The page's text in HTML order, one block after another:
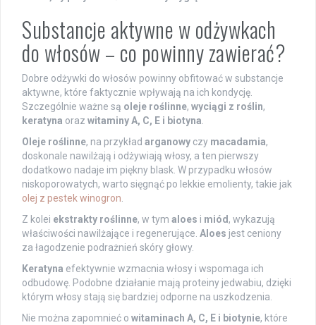
Substancje aktywne w odżywkach
do włosów – co powinny zawierać?
Dobre odżywki do włosów powinny obfitować w substancje
aktywne, które faktycznie wpływają na ich kondycję.
Szczególnie ważne są oleje roślinne, wyciągi z roślin,
keratyna oraz witaminy A, C, E i biotyna
Oleje roślinne, na przykład arganowy czy macadamia,
doskonale nawilżają i odżywiają włosy, a ten pierwszy
dodatkowo nadaje im piękny blask. W przypadku włosów
niskoporowatych, warto sięgnąć po lekkie emolienty, takie jak
olej z pestek winogron
Z kolei ekstrakty roślinne, w tym aloes i miód , wykazują
właściwości nawilżające i regenerujące. Aloes jest ceniony
za łagodzenie podrażnień skóry głowy.
Keratyna efektywnie wzmacnia włosy i wspomaga ich
odbudowę. Podobne działanie mają proteiny jedwabiu, dzięki
którym włosy stają się bardziej odporne na uszkodzenia.
Nie można zapomnieć o witaminach A, C, E i biotynie, które